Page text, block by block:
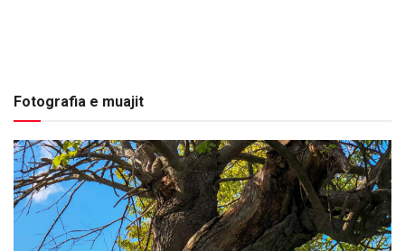
Fotografia e muajit